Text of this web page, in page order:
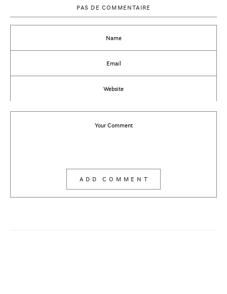
PAS DE COMMENTAIRE